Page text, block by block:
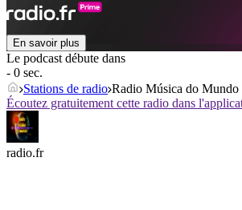
En savoir plus
Le podcast débute dans
- 0 sec.
Stations de radio Radio Música do Mundo
Écoutez gratuitement cette radio dans
radio.fr